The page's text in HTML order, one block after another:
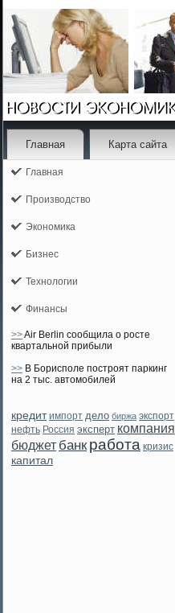
Главная Карта сайта
Главная
Производство
Экономика
Бизнес
Технологии
Финансы
>>Air Berlin сообщила о росте
квартальной прибыли
>> В Борисполе построят паркинг
на 2 тыс. автомобилей
кредит импорт дело биржа экспорт
нефть Россия эксперт компания
бюджет банк работа кризис
капитал